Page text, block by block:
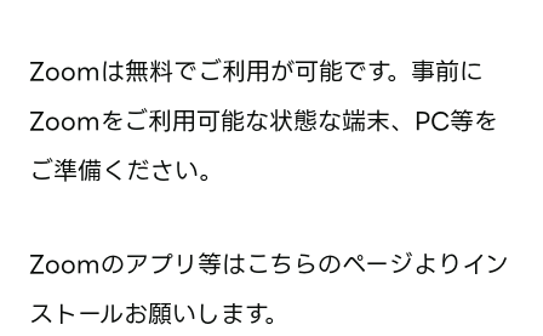
Zoomは無料でご利用が可能です。事前に
Zoomをご利用可能な状態な端末、PC等を
ご準備ください。
Zoomのアプリ等はこちらのページよりイン
ストールお願いします。